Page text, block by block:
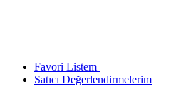
Favori Listem
Satıcı Değerlendirmelerim